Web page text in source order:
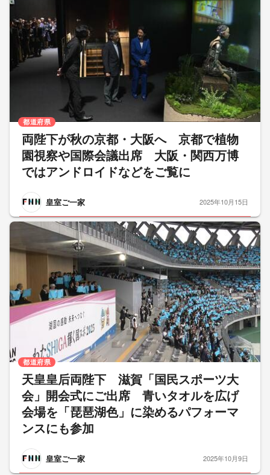
両陛下が秋の京都・大阪へ 京都で植物
園視察や国際会議出席 大阪・関西万博
ではアンドロイドなどをご覧に
皇室ご一家
都道府県
2025年10月15日
天皇皇后両陛下 滋賀「国民スポーツ大
会」開会式にご出席 青いタオルを広げ
会場を「琵琶湖色」に染めるパフォーマ
ンスにも参加
皇室ご一家
都道府県
2025年10月9日